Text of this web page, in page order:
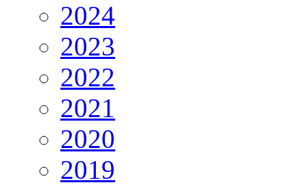
2024
2023
2022
2021
2020
2019